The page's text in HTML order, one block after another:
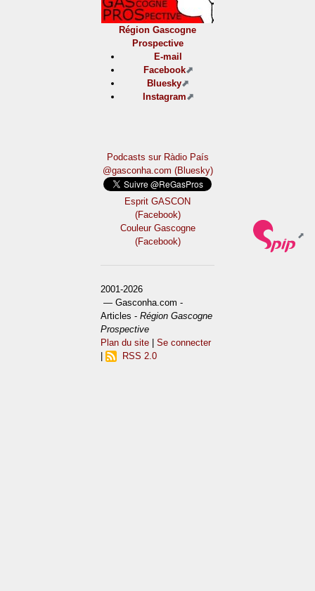
Région Gascogne
Prospective
E-mail
Facebook
Bluesky
Instagram
Podcasts sur Ràdio País
@gasconha.com (Bluesky)
Esprit GASCON
(Facebook)
Couleur Gascogne
(Facebook)
2001-2026
— Gasconha.com -
Articles -Région Gascogne
Prospective
Plan du site |Se connecter
RSS 2.0